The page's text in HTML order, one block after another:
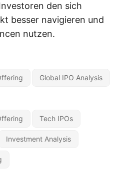
den sich
besser navigieren und
nutzen.
Global IPO Analysis
Tech IPOs
Investment Analysis